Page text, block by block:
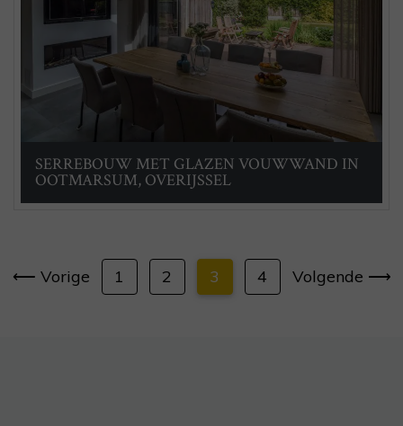
SERREBOUW MET GLAZEN VOUWWAND IN
OOTMARSUM, OVERIJSSEL
⟵ Vorige 1 2 3 4 Volgende ⟶